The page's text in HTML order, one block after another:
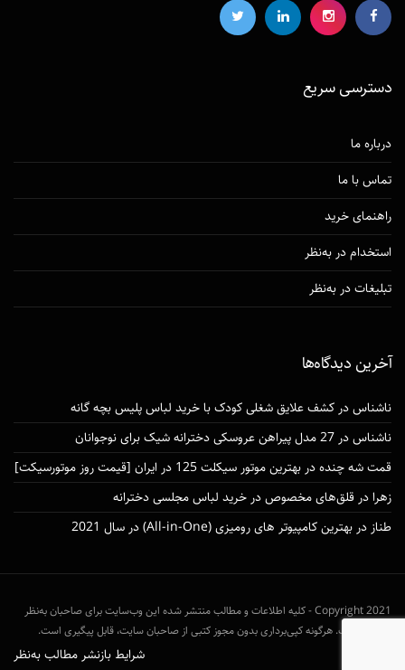
دسترسی‌ سریع
درباره ما
تماس با ما
راهنمای خرید
استخدام در به‌نظر
تبلیغات در به‌نظر
آخرین دیدگاه‌ها
ناشناسدرکشف علایق شغلی کودک با خرید لباس پلیس بچه گانه
ناشناسدر27 مدل پیراهن عروسکی دخترانه شیک برای نوجوانان
قمت شه چندهدربهترین موتور سیکلت 125 در ایران [قیمت روز موتورسیکت]
زهرادرقلق‌های مخصوص در خرید لباس مجلسی دخترانه
طنازدربهترین کامپیوتر های رومیزی (All-in-One) در سال 2021
Copyright 2021 - کلیه اطلاعات و مطالب منتشر شده این وب‌سایت برای صاحبان به‌نظر
محفوظ است. هرگونه کپی‌برداری بدون مجوز کتبی از صاحبان سایت، قابل پیگیری است.
شرایط بازنشر مطالب به‌نظر